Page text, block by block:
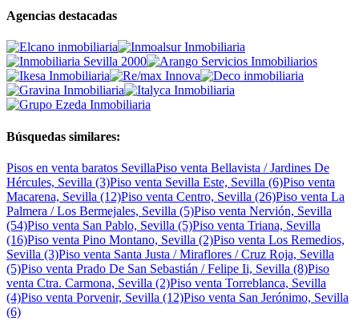
Agencias destacadas
Búsquedas similares:
Pisos en venta baratos SevillaPiso venta Bellavista / Jardines De
Hércules, Sevilla (3)Piso venta Sevilla Este, Sevilla (6)Piso venta
Macarena, Sevilla (12)Piso venta Centro, Sevilla (26)Piso venta La
Palmera / Los Bermejales, Sevilla (5)Piso venta Nervión, Sevilla
(54)Piso venta San Pablo, Sevilla (5)Piso venta Triana, Sevilla
(16)Piso venta Pino Montano, Sevilla (2)Piso venta Los Remedios,
Sevilla (3)Piso venta Santa Justa / Miraflores / Cruz Roja, Sevilla
(5)Piso venta Prado De San Sebastián / Felipe Ii, Sevilla (8)Piso
venta Ctra. Carmona, Sevilla (2)Piso venta Torreblanca, Sevilla
(4)Piso venta Porvenir, Sevilla (12)Piso venta San Jerónimo, Sevilla
(6)